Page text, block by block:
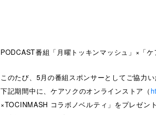
PODCAST番組「月曜トッキンマッシュ」×「
このたび、5月の番組スポンサーとしてご協力
下記期間中に、ケアソクのオンラインストア（
×TOCINMASH コラボノベルティ」をプレゼン